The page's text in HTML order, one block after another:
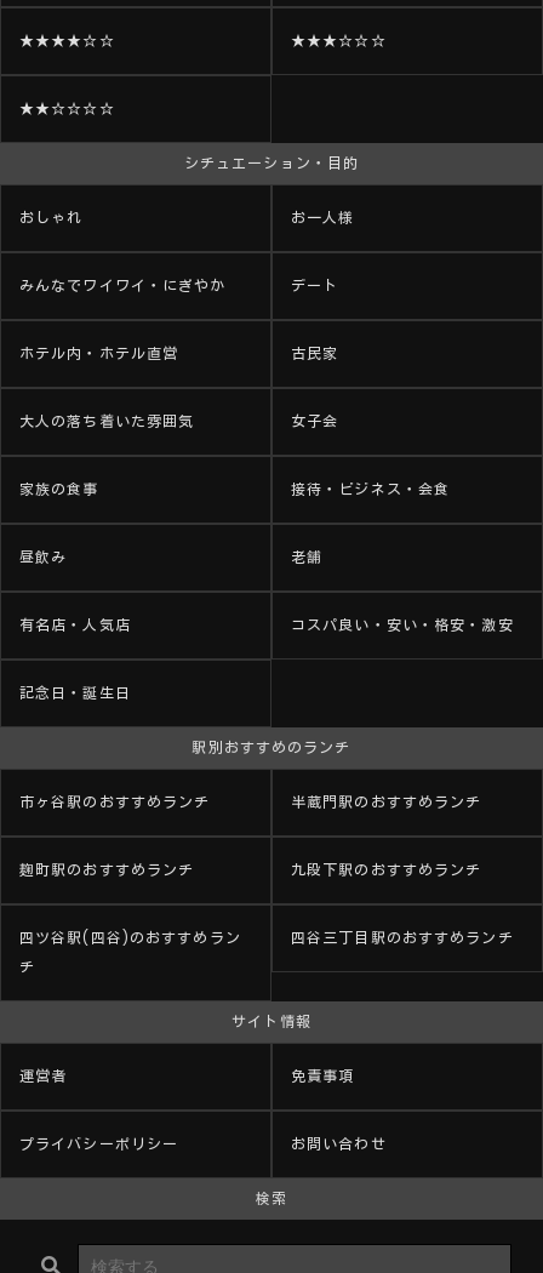
★★★★☆☆ ★★★☆☆☆
★★☆☆☆☆
シチュエーション・目的
おしゃれ お一人様
みんなでワイワイ・にぎやか デート
ホテル内・ホテル直営 古民家
大人の落ち着いた雰囲気 女子会
家族の食事 接待・ビジネス・会食
昼飲み 老舗
有名店・人気店 コスパ良い・安い・格安・激安
記念日・誕生日
駅別おすすめのランチ
市ヶ谷駅のおすすめランチ 半蔵門駅のおすすめランチ
麹町駅のおすすめランチ 九段下駅のおすすめランチ
四ツ谷駅(四谷)のおすすめラン
チ
四谷三丁目駅のおすすめランチ
サイト情報
運営者 免責事項
プライバシーポリシー お問い合わせ
検索